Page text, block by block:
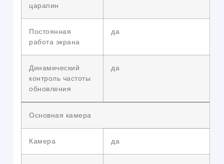
царапин
Постоянная
работа экрана
да
Динамический
контроль частоты
обновления
да
Основная камера
Камера да